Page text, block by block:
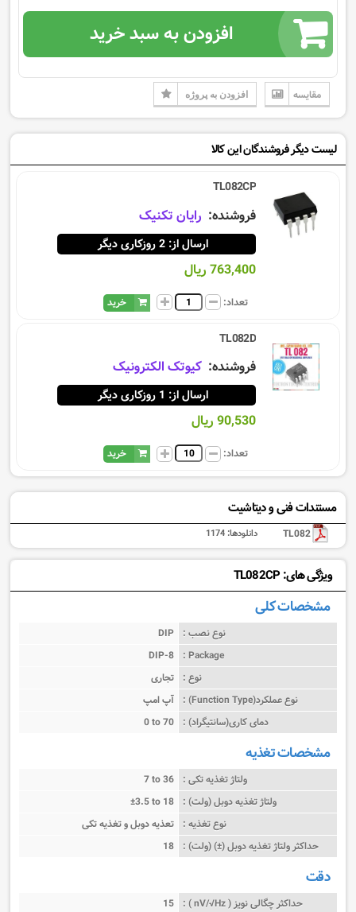
افزودن به سبد خرید
مقایسه افزودن به پروژه
لیست دیگر فروشندگان این کالا
TL082CP
فروشنده: رایان تکنیک
ارسال از: 2 روزکاری دیگر
763,400 ریال
تعداد: خرید
TL082D
فروشنده: کیوتک الکترونیک
ارسال از: 1 روزکاری دیگر
90,530 ریال
تعداد: خرید
مستندات فنی و دیتاشیت
TL082 دانلودها: 1174
ویژگی های: TL082CP
مشخصات کلی
نوع نصب : DIP
Package :
DIP-8
نوع : تجاری
نوع عملکرد(Function Type) :
آپ امپ
دمای کاری(سانتیگراد) : 0 to 70
مشخصات تغذیه
ولتاژ تغذیه تکی : 7 to 36
ولتاژ تغذیه دوبل (ولت) : ±3.5 to 18
نوع تغذیه : تعذیه دوبل و تغذیه تکی
حداکثر ولتاژ تغذیه دوبل (±) (ولت) : 18
دقت
حداکثر چگالی نویز ( nV/√Hz ) : 15